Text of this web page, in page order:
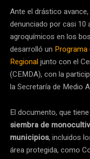
Ante el drástico
denunciado por casi 10
agroquímicos en los
desarrolló un Programa
Regionaljunto con el
(CEMDA), con la
la Secretaría de Medio
El documento, que
siembra de
municipios, incluidos
área protegida, como